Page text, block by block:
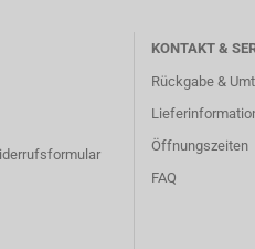
KONTAKT &
Rückgabe &
Öffnungszeiten
FAQ